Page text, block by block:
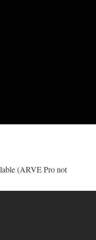
(ARVE Pro not